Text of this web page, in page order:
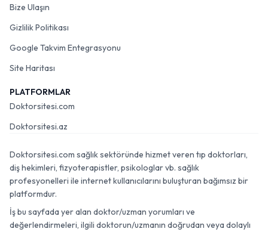
Bize Ulaşın
Gizlilik Politikası
Google Takvim Entegrasyonu
Site Haritası
PLATFORMLAR
Doktorsitesi.com
Doktorsitesi.az
Doktorsitesi.com sağlık sektöründe hizmet veren tıp doktorları,
diş hekimleri, fizyoterapistler, psikologlar vb. sağlık
profesyonelleri ile internet kullanıcılarını buluşturan bağımsız bir
platformdur.
İş bu sayfada yer alan doktor/uzman yorumları ve
değerlendirmeleri, ilgili doktorun/uzmanın doğrudan veya dolaylı